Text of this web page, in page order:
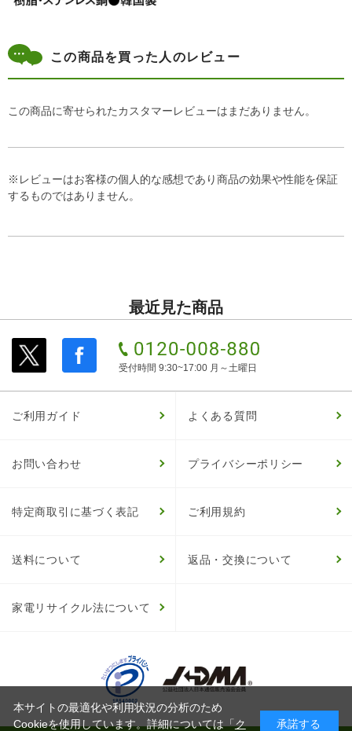
この商品を買った人のレビュー
この商品に寄せられたカスタマーレビューはまだありません。
※レビューはお客様の個人的な感想であり商品の効果や性能を保証
するものではありません。
最近見た商品
受付時間 9:30~17:00 月～土曜日
ご利用ガイド よくある質問
お問い合わせ プライバシーポリシー
特定商取引に基づく表記 ご利用規約
送料について 返品・交換について
家電リサイクル法について
本サイトの最適化や利用状況の分析のため
Cookieを使用しています。詳細については「ク 承諾する